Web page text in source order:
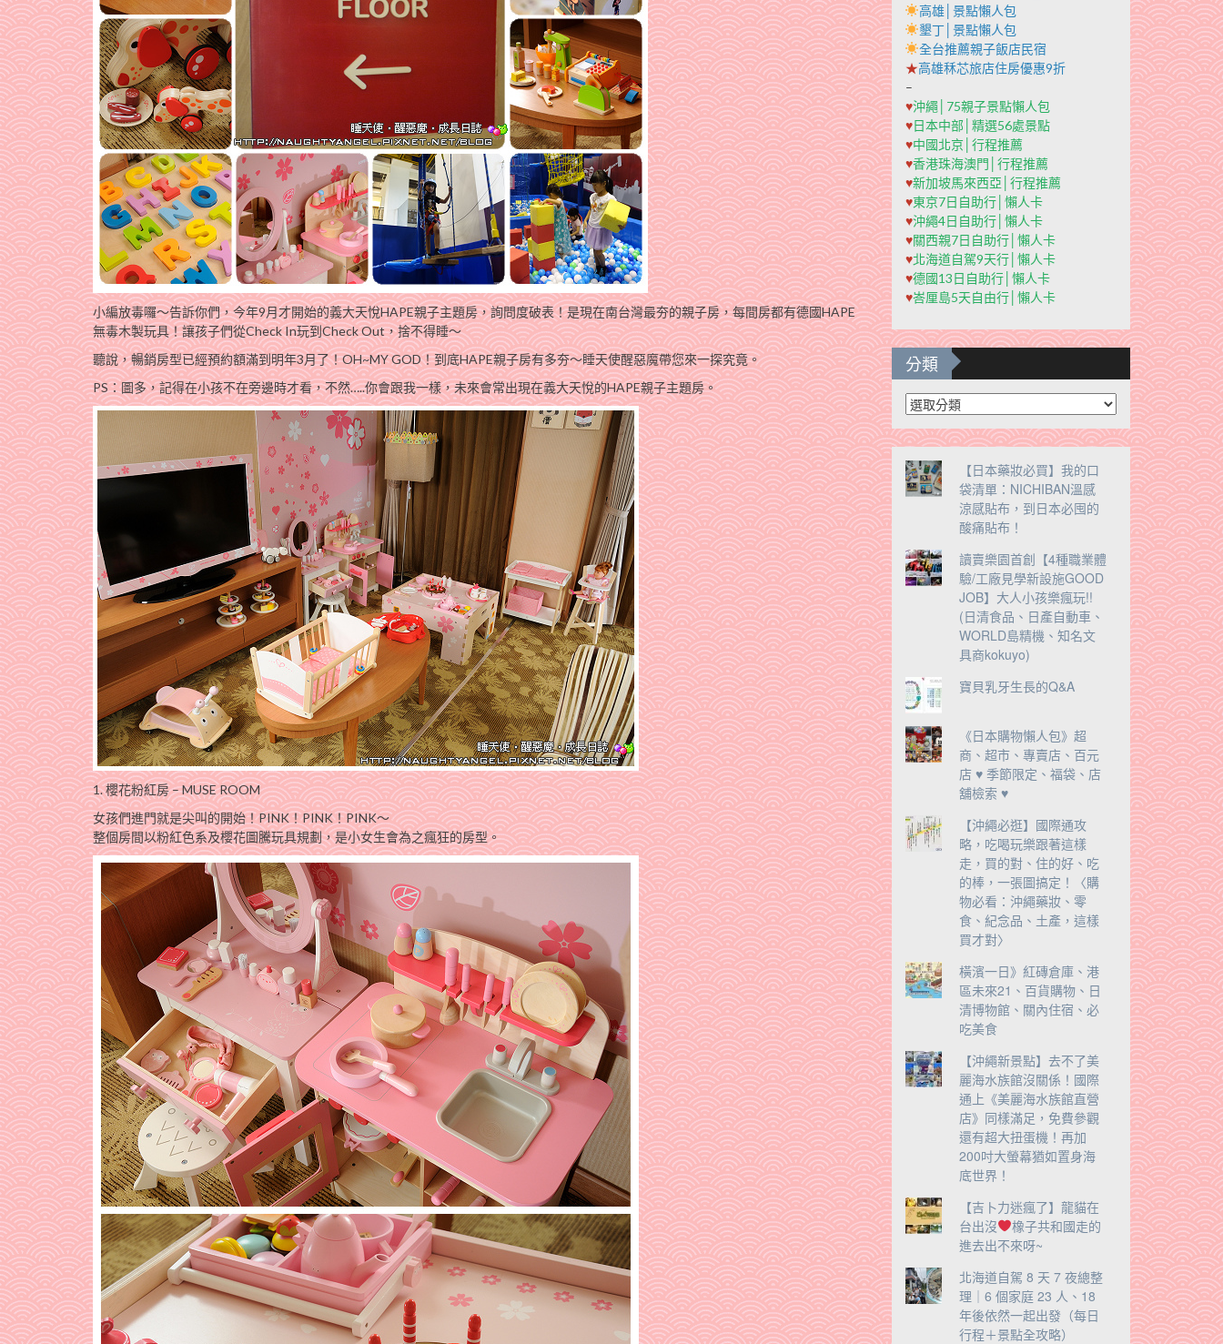
小編放毒囉～告訴你們，今年9月才開始的義大天悅HAPE親子主題房，詢問度破表！是現在南台灣最夯的親子房，每間房都有德國HAPE
無毒木製玩具！讓孩子們從Check In玩到Check Out，捨不得睡～
聽說，暢銷房型已經預約額滿到明年3月了！OH~MY GOD！到底HAPE親子房有多夯～睡天使醒惡魔帶您來一探究竟。
PS：圖多，記得在小孩不在旁邊時才看，不然…..你會跟我一樣，未來會常出現在義大天悅的HAPE親子主題房。
1. 櫻花粉紅房 – MUSE ROOM
女孩們進門就是尖叫的開始！PINK！PINK！PINK～
整個房間以粉紅色系及櫻花圖騰玩具規劃，是小女生會為之瘋狂的房型。
高雄│景點懶人包
墾丁│景點懶人包
全台推薦親子飯店民宿
★高雄秝芯旅店住房優惠9折
–
♥沖繩│75親子景點懶人包
♥日本中部│精選56處景點
♥中國北京│行程推薦
♥香港珠海澳門│行程推薦
♥新加坡馬來西亞│行程推薦
♥東京7日自助行│懶人卡
♥沖繩4日自助行│懶人卡
♥關西親7日自助行│懶人卡
♥北海道自駕9天行│懶人卡
♥德國13日自助行│懶人卡
♥峇厘島5天自由行│懶人卡
分類
分
類
【日本藥妝必買】我的口
袋清單：NICHIBAN溫感
涼感貼布，到日本必囤的
酸痛貼布！
讀賣樂園首創【4種職業體
驗/工廠見學新設施GOOD
JOB】大人小孩樂瘋玩!!
(日清食品、日產自動車、
WORLD島精機、知名文
具商kokuyo)
寶貝乳牙生長的Q&A
《日本購物懶人包》超
商、超市、專賣店、百元
店 ♥ 季節限定、福袋、店
舖檢索 ♥
【沖繩必逛】國際通攻
略，吃喝玩樂跟著這樣
走，買的對、住的好、吃
的棒，一張圖搞定！〈購
物必看：沖繩藥妝、零
食、紀念品、土產，這樣
買才對〉
橫濱一日》紅磚倉庫、港
區未來21、百貨購物、日
清博物館、關內住宿、必
吃美食
【沖繩新景點】去不了美
麗海水族館沒關係！國際
通上《美麗海水族館直營
店》同樣滿足，免費參觀
還有超大扭蛋機！再加
200吋大螢幕猶如置身海
底世界！
【吉卜力迷瘋了】龍貓在
台出沒
橡子共和國走的
進去出不來呀~
北海道自駕 8 天 7 夜總整
理｜6 個家庭 23 人、18
年後依然一起出發（每日
行程＋景點全攻略）